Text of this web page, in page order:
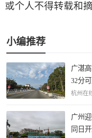
或个人不得转载和摘
小编推荐
广湛
32分
杭州在
广州
同日